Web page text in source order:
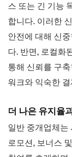
스 또는 긴 기능
합니다. 이러한
안전에 대해 신
다. 반면, 로컬화
통해 신뢰를 구
워크와 익숙한
더 나은 유지율
일반 중개업체는
로모션, 보너스